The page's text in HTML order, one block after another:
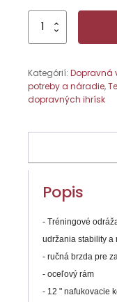
množstvo
Odrážadlo
Bike
Kategórií: Dopravná
potreby a náradie,
dopravných ihrísk
Popis
- Tréningové
udržania stability a
- ručná brzda pre
- oceľový rám
- 12 " nafukovacie